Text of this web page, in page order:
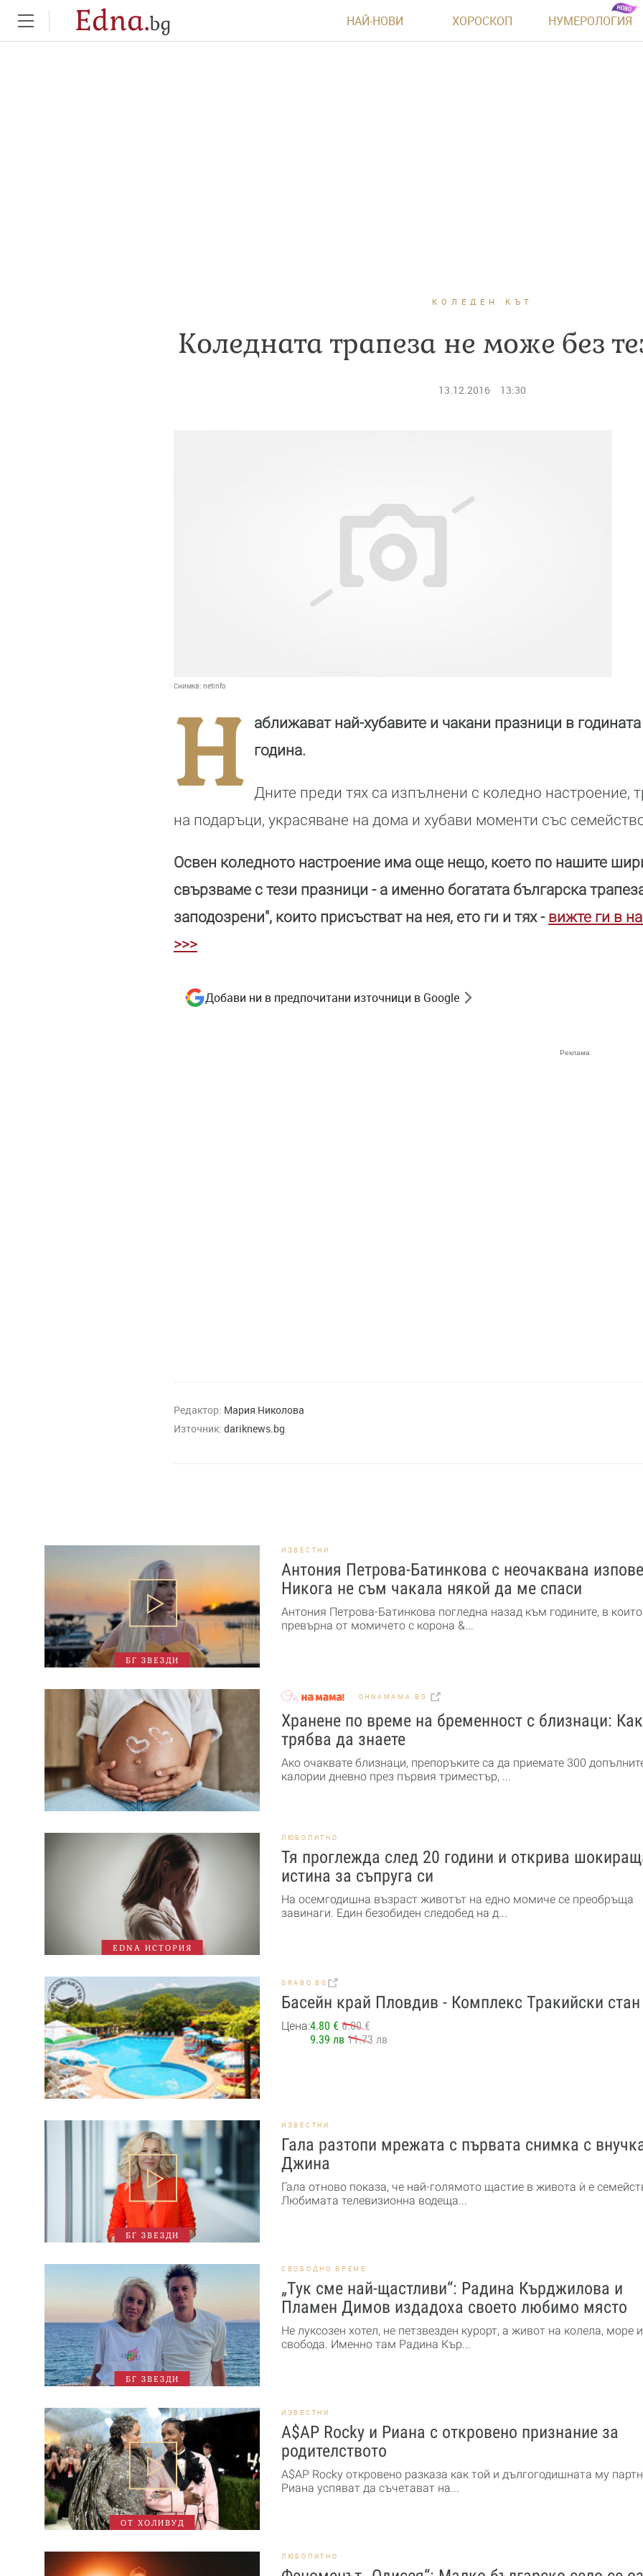
Edna.bg НАЙ-НОВИ ХОРОСКОП НУМЕРОЛОГИЯ
КОЛЕДЕН КЪТ
Коледната трапеза не може без
13.12.2016 13:30
Снимка: netinfo
Н
аближават най-хубавите и чакани празници в
година.
Дните преди тях са изпълнени с коледно настроение,
на подаръци, украсяване на дома и хубави моменти със
Освен коледното настроение има още нещо, което по нашите
свързваме с тези празници - а именно богатата българска
заподозрени", които присъстват на нея, ето ги и тях - вижте ги в
>>>
Добави ни в предпочитани източници в Google
Редактор: Мария Николова
Източник: dariknews.bg
БГ ЗВЕЗДИ
ИЗВЕСТНИ
Антония Петрова-Батинкова с неочаквана
Никога не съм чакала някой да ме спаси
Антония Петрова-Батинкова погледна назад към годините, в
превърна от момичето с корона &...
OHNAMAMA.BG
Хранене по време на бременност с близнаци:
трябва да знаете
Ако очаквате близнаци, препоръките са да приемате 300
калории дневно през първия триместър, ...
EDNA ИСТОРИЯ
ЛЮБОПИТНО
Тя проглежда след 20 години и открива
истина за съпруга си
На осемгодишна възраст животът на едно момиче се преобръща
завинаги. Един безобиден следобед на д...
GRABO.BG
Басейн край Пловдив - Комплекс Тракийски стан
Цена:4.80 € 6.00 €
9.39 лв 11.73 лв
БГ ЗВЕЗДИ
ИЗВЕСТНИ
Гала разтопи мрежата с първата снимка с
Джина
Гала отново показа, че най-голямото щастие в живота ѝ е
Любимата телевизионна водеща...
БГ ЗВЕЗДИ
СВОБОДНО ВРЕМЕ
„Тук сме най-щастливи“: Радина Кърджилова и
Пламен Димов издадоха своето любимо място
Не луксозен хотел, не петзвезден курорт, а живот на колела, море и
свобода. Именно там Радина Кър...
ОТ ХОЛИВУД
ИЗВЕСТНИ
A$AP Rocky и Риана с откровено признание за
родителството
A$AP Rocky откровено разказа как той и дългогодишната му
Риана успяват да съчетават на...
ЛЮБОПИТНО